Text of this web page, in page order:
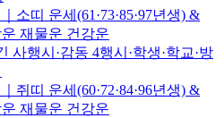
소띠 운세(61·73·85·97년생) &
재물운 건강운
사행시·감동 4행시·학생·학교·방
쥐띠 운세(60·72·84·96년생) &
재물운 건강운